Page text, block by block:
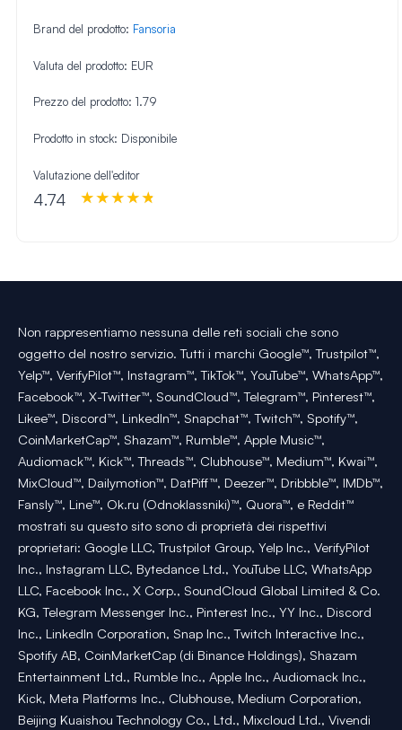
Brand del prodotto: Fansoria
Valuta del prodotto: EUR
Prezzo del prodotto: 1.79
Prodotto in stock: Disponibile
Valutazione dell'editor
4.74
Non rappresentiamo nessuna delle reti sociali che sono
oggetto del nostro servizio. Tutti i marchi Google™, Trustpilot™,
Yelp™, VerifyPilot™, Instagram™, TikTok™, YouTube™, WhatsApp™,
Facebook™, X-Twitter™, SoundCloud™, Telegram™, Pinterest™,
Likee™, Discord™, LinkedIn™, Snapchat™, Twitch™, Spotify™,
CoinMarketCap™, Shazam™, Rumble™, Apple Music™,
Audiomack™, Kick™, Threads™, Clubhouse™, Medium™, Kwai™,
MixCloud™, Dailymotion™, DatPiff™, Deezer™, Dribbble™, IMDb™,
Fansly™, Line™, Ok.ru (Odnoklassniki)™, Quora™, e Reddit™
mostrati su questo sito sono di proprietà dei rispettivi
proprietari: Google LLC, Trustpilot Group, Yelp Inc., VerifyPilot
Inc., Instagram LLC, Bytedance Ltd., YouTube LLC, WhatsApp
LLC, Facebook Inc., X Corp., SoundCloud Global Limited & Co.
KG, Telegram Messenger Inc., Pinterest Inc., YY Inc., Discord
Inc., LinkedIn Corporation, Snap Inc., Twitch Interactive Inc.,
Spotify AB, CoinMarketCap (di Binance Holdings), Shazam
Entertainment Ltd., Rumble Inc., Apple Inc., Audiomack Inc.,
Kick, Meta Platforms Inc., Clubhouse, Medium Corporation,
Beijing Kuaishou Technology Co., Ltd., Mixcloud Ltd., Vivendi